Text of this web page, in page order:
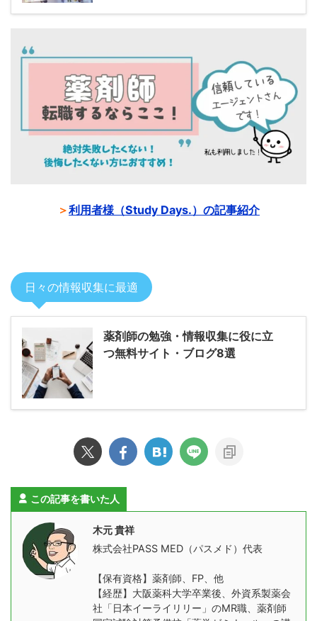
＞利用者様（Study Days.）の記事紹介
日々の情報収集に最適
薬剤師の勉強・情報収集に役に立
つ無料サイト・ブログ8選
この記事を書いた人
木元 貴祥
株式会社PASS MED（パスメド）代表
【保有資格】薬剤師、FP、他
【経歴】大阪薬科大学卒業後、外資系製薬会
社「日本イーライリリー」のMR職、薬剤師